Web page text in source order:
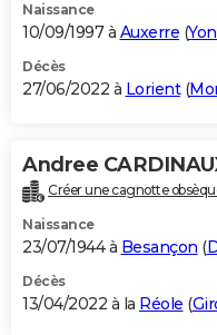
Naissance
10/09/1997 à Auxerre (
Décès
27/06/2022 à Lorient(
Andree
Créer une cagnotte
Naissance
23/07/1944 à Besançon (
Décès
13/04/2022 à la Réole (